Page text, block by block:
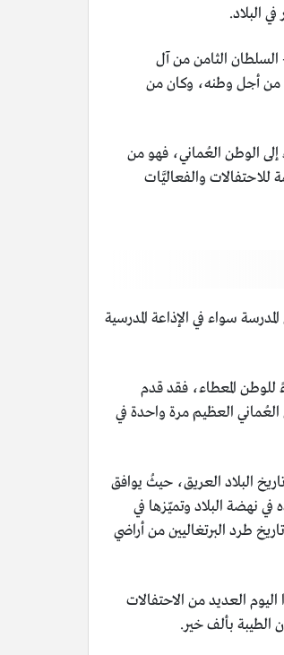
البلاد.
الثامن من آل
من أجل وطنه، وكان من
إلى الوطن العُماني، فهو من
للاحتفالات والفعاليَّات
سواء في الإذاعة المدرسية
للوطن المعطاء، فقد قدم
العظيم مرة واحدة في
البلاد العريق، حيثُ يوافق
نهضة البلاد وتميّزها في
أيضًا مع تاريخ طرد البرتغاليين من أراضي
العديد من الاحتفالات
الطيبة بألف خير.